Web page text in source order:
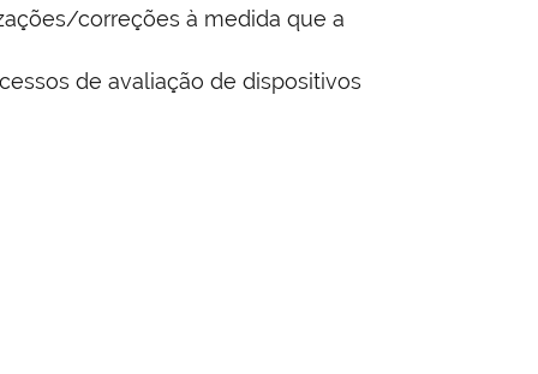
correções à medida que a
de avaliação de dispositivos